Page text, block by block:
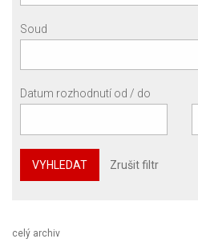
Soud
Datum rozhodnutí od / do
VYHLEDAT Zrušit filtr
celý archiv